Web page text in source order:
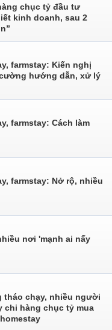
chục tỷ đầu tư
kinh doanh, sau 2
farmstay: Kiến nghị
hướng dẫn, xử lý
farmstay: Cách làm
farmstay: Nở rộ, nhiều
nơi 'mạnh ai nấy
tháo chạy, nhiều người
chi hàng chục tỷ mua